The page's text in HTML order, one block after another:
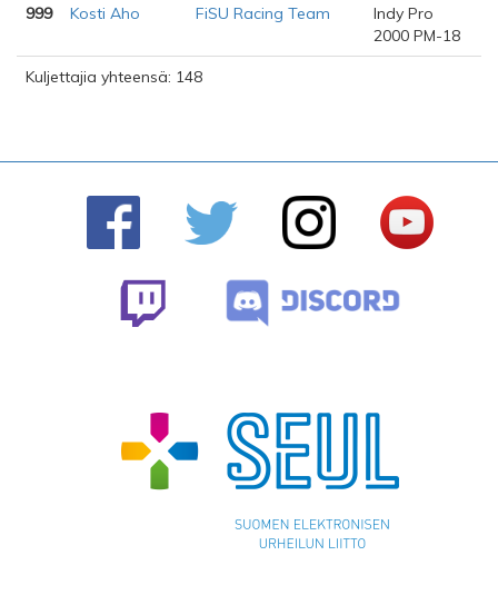
999 Kosti Aho FiSU Racing Team
Indy Pro
2000 PM-18
Kuljettajia yhteensä: 148